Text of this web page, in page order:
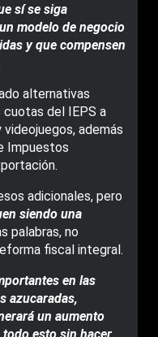
sí se siga
modelo de negocio
y que compensen
alternativas
cuotas del IEPS a
además
Impuestos
adicionales, pero
siendo una
palabras, no
fiscal integral.
en las
azucaradas,
un aumento
esto sin hacer